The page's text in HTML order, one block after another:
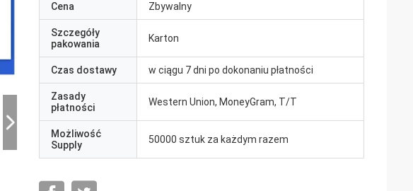
Cena Zbywalny
Szczegóły
pakowania
Karton
Czas dostawy w ciągu 7 dni po dokonaniu płatności
Zasady
płatności
Western Union, MoneyGram, T/T
Możliwość
Supply
50000 sztuk za każdym razem